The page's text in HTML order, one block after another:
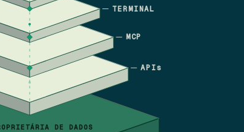
DE DADOS
APIs
MCP
TERMINAL